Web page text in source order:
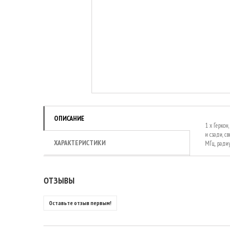
ОПИСАНИЕ
ХАРАКТЕРИСТИКИ
1 х
и сзади,
МГц,
ОТЗЫВЫ
Оставьте отзыв первым!